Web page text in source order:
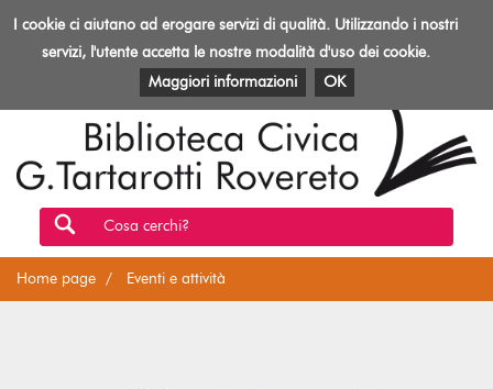
Toggle
Biblioteca
Rovereto
EVENTI E ATTIVITÀ PATRIMONIO E RISORSE
Cosa cerchi?
Home page Eventi e attività
I cookie ci aiutano ad erogare servizi di qualità. Utilizzando i nostri
servizi, l'utente accetta le nostre modalità d'uso dei cookie.
Maggiori informazioni
OK